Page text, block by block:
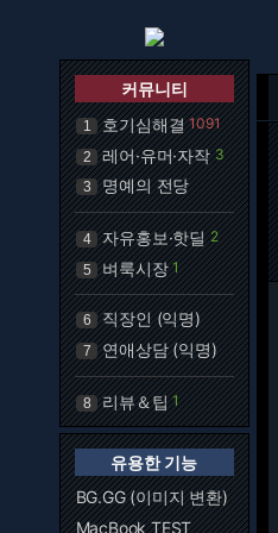
커뮤니티
1 호기심해결 1091
2 레어·유머·자작 3
3 명예의 전당
4 자유홍보·핫딜 2
5 벼룩시장 1
6 직장인 (익명)
7 연애상담 (익명)
8 리뷰＆팁 1
유용한 기능
BG.GG (이미지 변환)
MacBook TEST